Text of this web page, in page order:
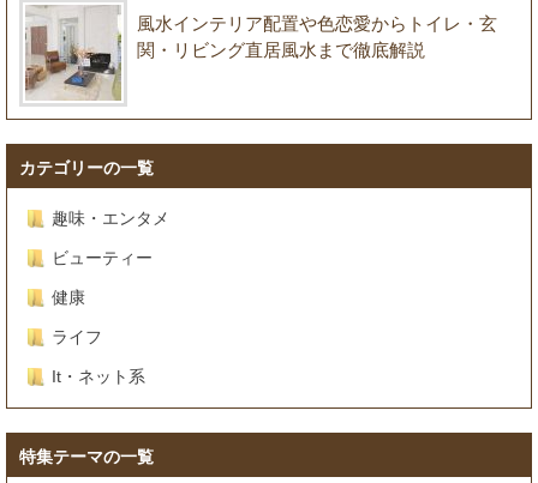
風水インテリア配置や色恋愛からトイレ・玄
関・リビング直居風水まで徹底解説
カテゴリーの一覧
趣味・エンタメ
ビューティー
健康
ライフ
It・ネット系
特集テーマの一覧